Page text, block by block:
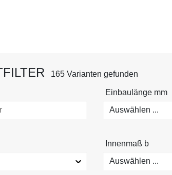
165 Varianten gefunden
Einbaulänge mm
Auswählen ...
Innenmaß b
Auswählen ...